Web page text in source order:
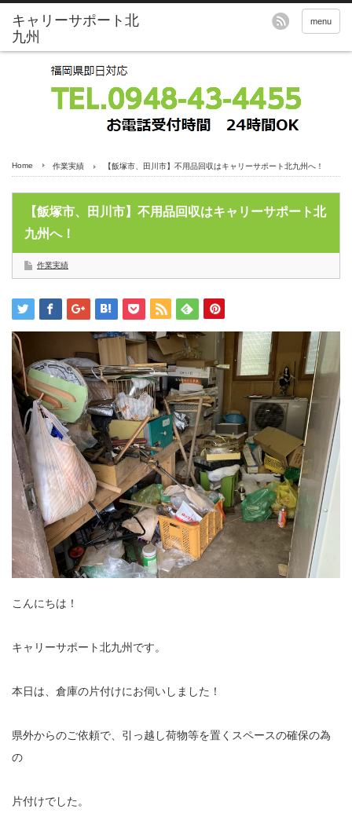
menu
Home 作業実績 【飯塚市、田川市】不用品回収はキャリーサポート北九州へ！
【飯塚市、田川市】不用品回収はキャリーサポート北
九州へ！
作業実績
こんにちは！
キャリーサポート北九州です。
本日は、倉庫の片付けにお伺いしました！
県外からのご依頼で、引っ越し荷物等を置くスペースの確保の為
の
片付けでした。